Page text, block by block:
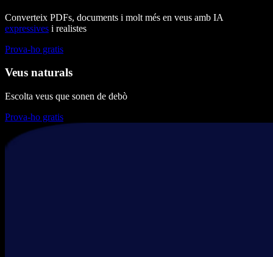
Converteix PDFs, documents i molt més en veus amb IA
expressives i realistes
Prova-ho gratis
Veus naturals
Escolta veus que sonen de debò
Prova-ho gratis